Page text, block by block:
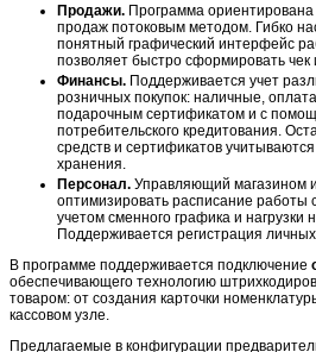
Продажи. Программа
продаж потоковым методом. Гибко
понятный графический интерфейс
позволяет быстро сформировать чек
Финансы. Поддерживается учет
розничных покупок: наличные,
подарочным сертификатом и с
потребительского кредитования.
средств и сертификатов
хранения.
Персонал. Управляющий магазином
оптимизировать расписание работы
учетом сменного графика и нагрузки
Поддерживается регистрация
В программе поддерживается подключение
обеспечивающего технологию
товаром: от создания карточки
кассовом узле.
Предлагаемые в конфигурации